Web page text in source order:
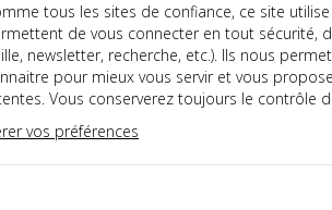
tous les sites de confiance, ce site
de vous connecter en tout sécurité,
newsletter, recherche, etc.). Ils nous
pour mieux vous servir et vous
Vous conserverez toujours le contrôle
vos préférences